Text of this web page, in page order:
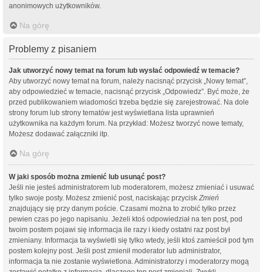
anonimowych użytkowników.
Na górę
Problemy z pisaniem
Jak utworzyć nowy temat na forum lub wysłać odpowiedź w temacie?
Aby utworzyć nowy temat na forum, należy nacisnąć przycisk „Nowy temat”,
aby odpowiedzieć w temacie, nacisnąć przycisk „Odpowiedz”. Być może, że
przed publikowaniem wiadomości trzeba będzie się zarejestrować. Na dole
strony forum lub strony tematów jest wyświetlana lista uprawnień
użytkownika na każdym forum. Na przykład: Możesz tworzyć nowe tematy,
Możesz dodawać załączniki itp.
Na górę
W jaki sposób można zmienić lub usunąć post?
Jeśli nie jesteś administratorem lub moderatorem, możesz zmieniać i usuwać
tylko swoje posty. Możesz zmienić post, naciskając przycisk Zmień
znajdujący się przy danym poście. Czasami można to zrobić tylko przez
pewien czas po jego napisaniu. Jeżeli ktoś odpowiedział na ten post, pod
twoim postem pojawi się informacja ile razy i kiedy ostatni raz post był
zmieniany. Informacja ta wyświetli się tylko wtedy, jeśli ktoś zamieścił pod tym
postem kolejny post. Jeśli post zmienił moderator lub administrator,
informacja ta nie zostanie wyświetlona. Administratorzy i moderatorzy mogą